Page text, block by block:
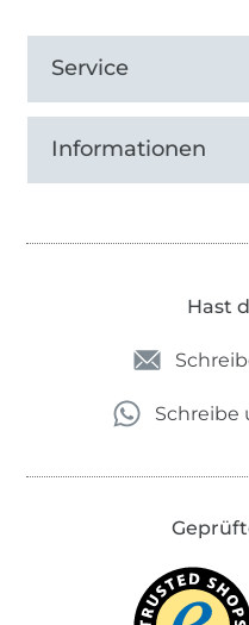
Service
Informationen
Hast
Schreibe